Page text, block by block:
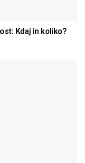
Kdaj in koliko?